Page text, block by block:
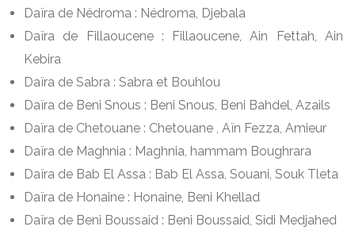
Daïra de Nédroma : Nédroma, Djebala
Daïra de Fillaoucene : Fillaoucene, Ain Fettah, Ain
Kebira
Daïra de Sabra : Sabra et Bouhlou
Daïra de Beni Snous : Beni Snous, Beni Bahdel, Azails
Daïra de Chetouane : Chetouane , Aïn Fezza, Amieur
Daïra de Maghnia : Maghnia, hammam Boughrara
Daïra de Bab El Assa : Bab El Assa, Souani, Souk Tleta
Daïra de Honaine : Honaine, Beni Khellad
Daïra de Beni Boussaid : Beni Boussaid, Sidi Medjahed